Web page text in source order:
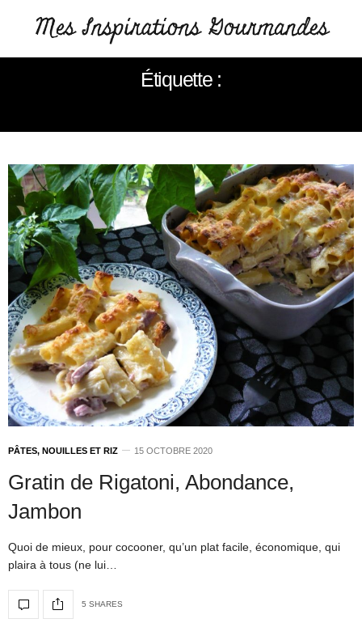
Étiquette :
PÂTES, NOUILLES ET RIZ 15 OCTOBRE 2020
Gratin de Rigatoni, Abondance,
Jambon
Quoi de mieux, pour cocooner, qu’un plat facile, économique, qui
plaira à tous (ne lui…
5 SHARES